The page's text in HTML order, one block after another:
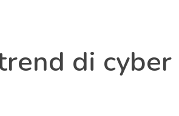
di cyber